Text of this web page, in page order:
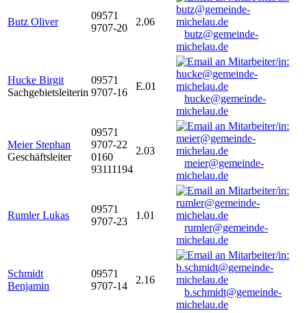
Butz Oliver
09571
9707-20
2.06
butz@gemeinde-
michelau.de
Hucke Birgit
Sachgebietsleiterin
09571
9707-16
E.01
hucke@gemeinde-
michelau.de
Meier Stephan
Geschäftsleiter
09571
9707-22
0160
93111194
2.03
meier@gemeinde-
michelau.de
Rumler Lukas
09571
9707-23
1.01
rumler@gemeinde-
michelau.de
Schmidt
Benjamin
09571
9707-14
2.16
b.schmidt@gemeinde-
michelau.de